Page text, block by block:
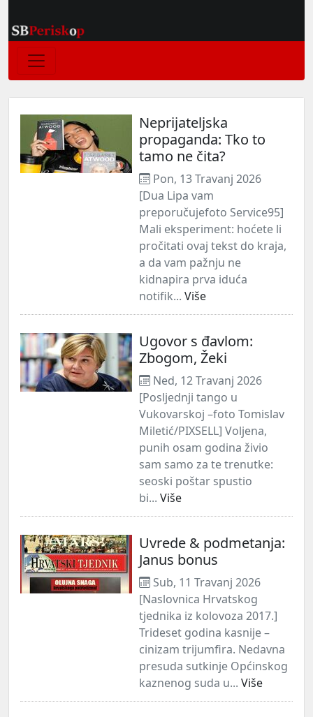
Neprijateljska
propaganda: Tko to
tamo ne čita?
Pon, 13 Travanj 2026
[Dua Lipa vam
preporučujefoto Service95]
Mali eksperiment: hoćete li
pročitati ovaj tekst do kraja,
a da vam pažnju ne
kidnapira prva iduća
notifik... Više
Ugovor s đavlom:
Zbogom, Žeki
Ned, 12 Travanj 2026
[Posljednji tango u
Vukovarskoj –foto Tomislav
Miletić/PIXSELL] Voljena,
punih osam godina živio
sam samo za te trenutke:
seoski poštar spustio
bi... Više
Uvrede & podmetanja:
Janus bonus
Sub, 11 Travanj 2026
[Naslovnica Hrvatskog
tjednika iz kolovoza 2017.]
Trideset godina kasnije –
cinizam trijumfira. Nedavna
presuda sutkinje Općinskog
kaznenog suda u... Više